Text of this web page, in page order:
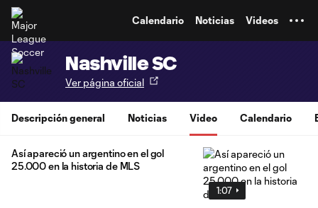
Calendario Noticias Videos
Nashville SC
Ver página oficial
Descripción general Noticias Video Calendario
1:07
Así apareció un argentino en el gol
25.000 en la historia de MLS